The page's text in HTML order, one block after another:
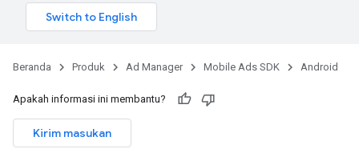
Beranda Produk Ad Manager Mobile Ads SDK Android
Apakah informasi ini membantu?
Kirim masukan